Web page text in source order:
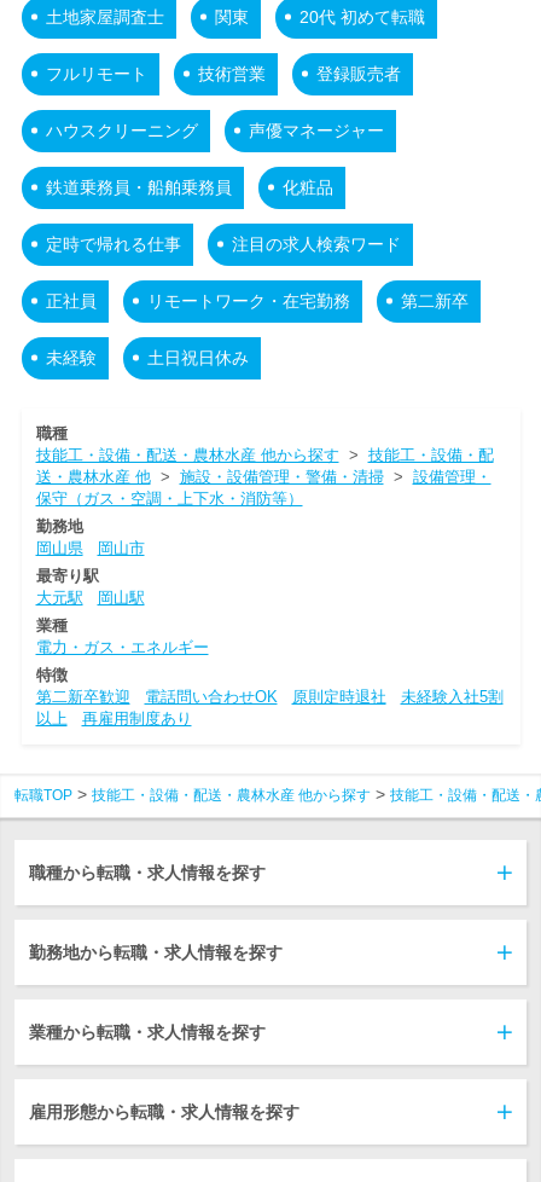
土地家屋調査士 関東 20代 初めて転職
フルリモート 技術営業 登録販売者
ハウスクリーニング 声優マネージャー
鉄道乗務員・船舶乗務員 化粧品
定時で帰れる仕事 注目の求人検索ワード
正社員 リモートワーク・在宅勤務 第二新卒
未経験 土日祝日休み
職種
技能工・設備・配送・農林水産 他から探す > 技能工・設備・配
送・農林水産 他> 施設・設備管理・警備・清掃> 設備管理・
保守（ガス・空調・上下水・消防等）
勤務地
岡山県
岡山市
最寄り駅
大元駅
岡山駅
業種
電力・ガス・エネルギー
特徴
第二新卒歓迎
電話問い合わせOK 原則定時退社
未経験入社5割
以上
再雇用制度あり
転職TOP 技能工・設備・配送・農林水産 他から探す 技能工・設備・配送・
職種から転職・求人情報を探す
勤務地から転職・求人情報を探す
業種から転職・求人情報を探す
雇用形態から転職・求人情報を探す